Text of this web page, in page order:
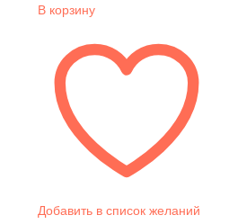
В корзину
Добавить в список желаний